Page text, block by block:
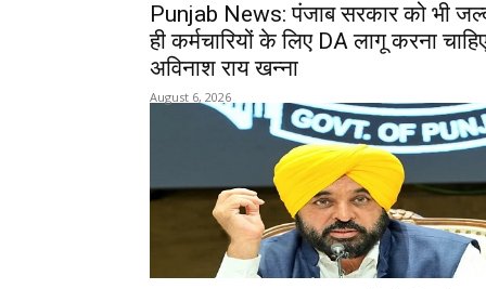
Punjab News: पंजाब सरकार को भी
ही कर्मचारियों के लिए DA लागू करना
अविनाश राय खन्ना
August 6, 2026